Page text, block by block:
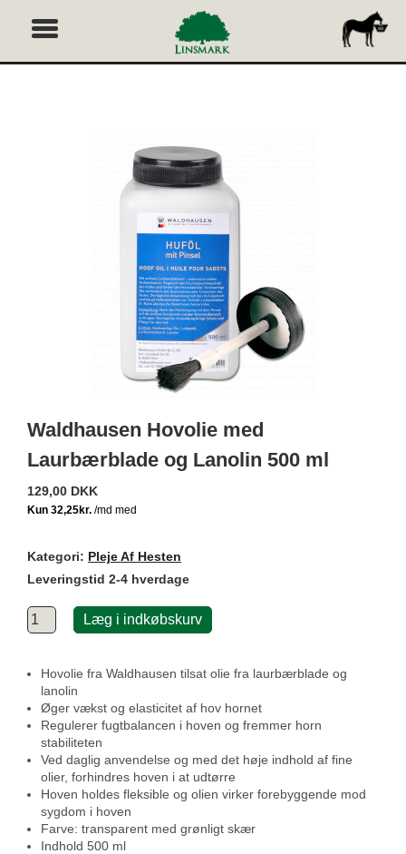
Waldhausen Hovolie med
Laurbærblade og Lanolin 500 ml
129,00 DKK
Kategori: Pleje Af Hesten
Leveringstid 2-4 hverdage
Læg i indkøbskurv
Hovolie fra Waldhausen tilsat olie fra laurbærblade og
lanolin
Øger vækst og elasticitet af hov hornet
Regulerer fugtbalancen i hoven og fremmer horn
stabiliteten
Ved daglig anvendelse og med det høje indhold af fine
olier, forhindres hoven i at udtørre
Hoven holdes fleksible og olien virker forebyggende mod
sygdom i hoven
Farve: transparent med grønligt skær
Indhold 500 ml